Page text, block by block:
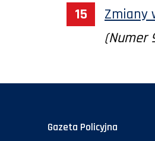
Zmiany
(Numer
Gazeta Policyjna